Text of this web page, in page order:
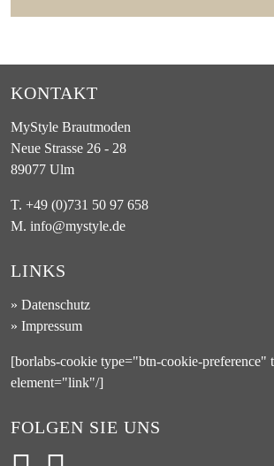
KONTAKT
MyStyle Brautmoden
Neue Strasse 26 - 28
89077 Ulm
T. +49 (0)731 50 97 658
M. info@mystyle.de
LINKS
» Datenschutz
» Impressum
[borlabs-cookie type="btn-cookie-preference"
element="link"/]
FOLGEN SIE UNS